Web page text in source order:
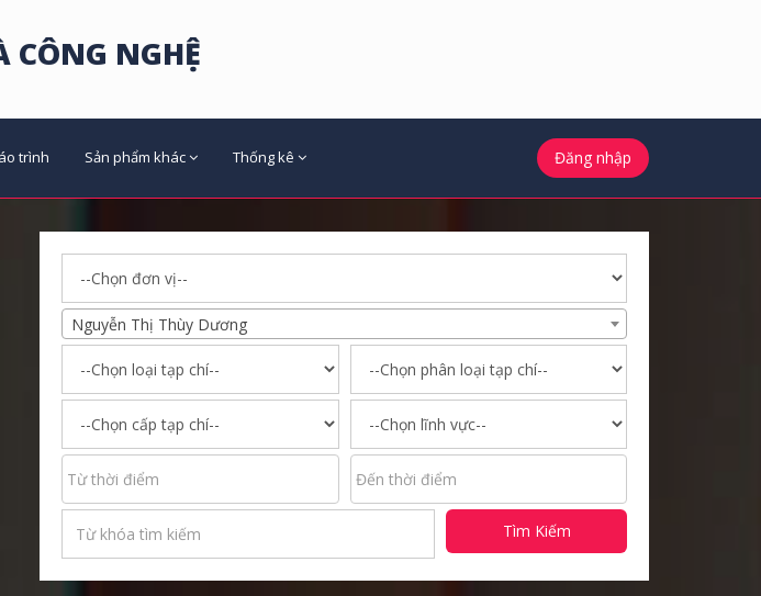
CÔNG NGHỆ
trình Sản phẩm khác Thống kê Đăng nhập
Nguyễn Thị Thùy Dương
Tìm Kiếm